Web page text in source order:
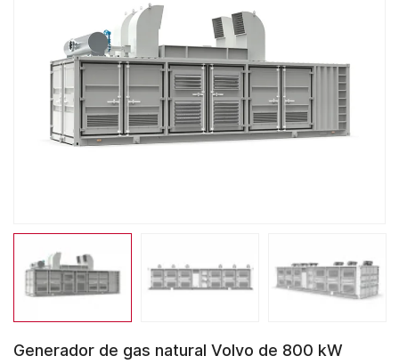
Generador de gas natural Volvo de 800 kW